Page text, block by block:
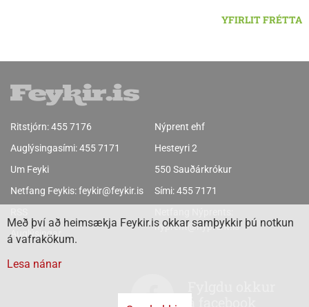
YFIRLIT FRÉTTA
Ritstjórn:455 7176
Auglýsingasími:455 7171
Um Feyki
Netfang Feykis:feykir@feykir.is
Auglýsingar
Nýprent ehf
Hesteyri 2
550 Sauðárkrókur
Sími:455 7171
nyprent@nyprent.is
Með því að heimsækja Feykir.is okkar samþykkir þú notkun
á vafrakökum.
Lesa nánar